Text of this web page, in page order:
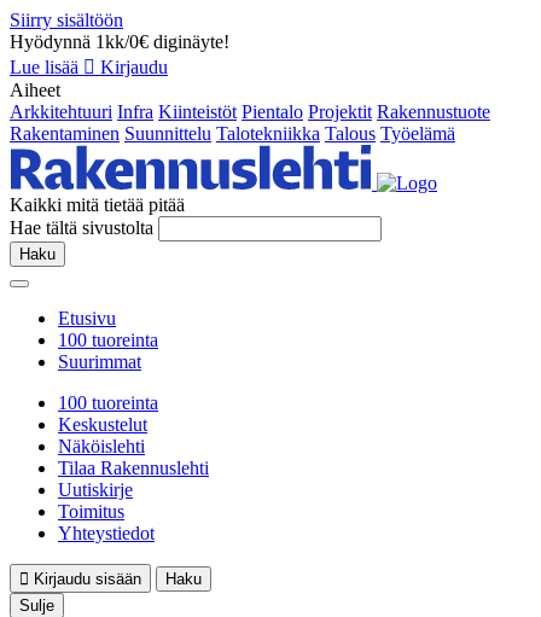
Siirry sisältöön
Hyödynnä 1kk/0€ diginäyte!
Lue lisää
Kirjaudu
Aiheet
Arkkitehtuuri Infra Kiinteistöt Pientalo Projektit Rakennustuote
Rakentaminen Suunnittelu Talotekniikka Talous Työelämä
Kaikki mitä tietää pitää
Hae tältä sivustolta
Haku
Etusivu
100 tuoreinta
Suurimmat
100 tuoreinta
Keskustelut
Näköislehti
Tilaa Rakennuslehti
Uutiskirje
Toimitus
Yhteystiedot
Kirjaudu sisään
Haku
Sulje